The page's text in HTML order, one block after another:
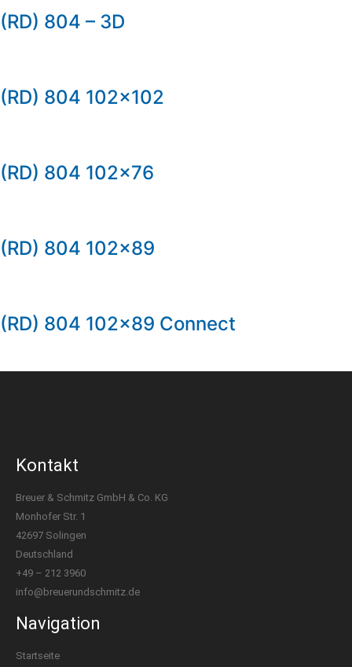
(RD) 804 – 3D
(RD) 804 102×102
(RD) 804 102×76
(RD) 804 102×89
(RD) 804 102×89 Connect
Kontakt
Breuer & Schmitz GmbH & Co. KG​
Monhofer Str. 1
42697 Solingen
Deutschland
+49 – 212 3960
info@breuerundschmitz.de
Navigation
Startseite